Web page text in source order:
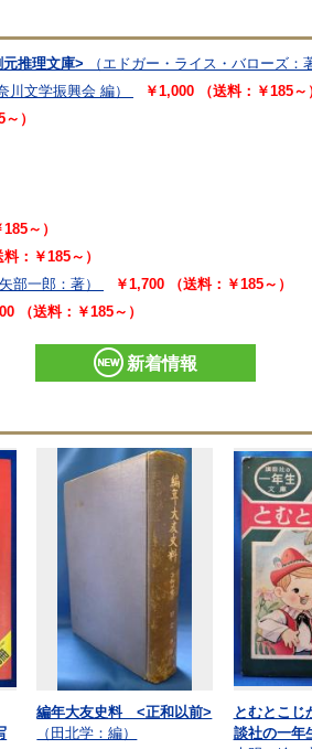
推理文庫> （エドガー・ライス・バローズ：
川文学振興会 編）
￥1,000 （送料：￥185～
）
～）
：￥185～）
矢部一郎：著）
￥1,700 （送料：￥185～）
（送料：￥185～）
新着情報
編年大友史料 <正和以前>
（田北学：編）
とむとこ
談社の一年